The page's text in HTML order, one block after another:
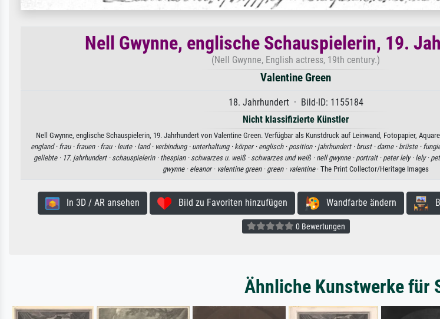
Nell Gwynne, englische Schauspielerin, 19.
(Nell Gwynne, English actress, 19th century.)
Valentine Green
18. Jahrhundert · Bild-ID: 1155184
Nicht klassifizierte Künstler
Nell Gwynne, englische Schauspielerin, 19. Jahrhundert von Valentine Green. Verfügbar als Kunstdruck auf Leinwand, Fotopapier,
england · frau · frauen · frau · leute · land · verbindung · unterhaltung · körper · englisch · position · jahrhundert · brust · dame · brüste ·
geliebte · 17. jahrhundert · schauspielerin · thespian · schwarzes u. weiß · schwarzes und weiß · nell gwynne · portrait · peter lely · lely ·
gwynne · eleanor · valentine green · green · valentine· The Print Collector/Heritage Images
In 3D / AR ansehen Bild zu Favoriten hinzufügen Wandfarbe ändern
0 Bewertungen
Ähnliche Kunstwerke für